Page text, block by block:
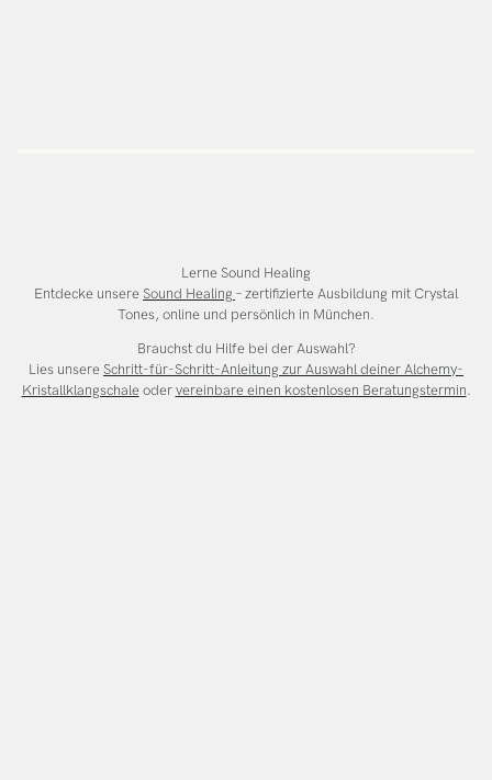
Lerne Sound Healing
Entdecke unsere Sound Healing – zertifizierte Ausbildung mit Crystal
Tones, online und persönlich in München.
Brauchst du Hilfe bei der Auswahl?
Lies unsere Schritt-für-Schritt-Anleitung zur Auswahl deiner Alchemy-
Kristallklangschaleodervereinbare einen kostenlosen Beratungstermin.